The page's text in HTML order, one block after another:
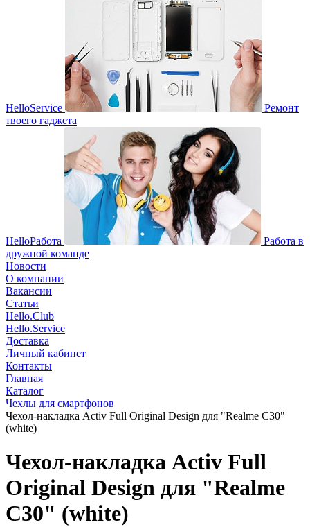
HelloService
Ремонт
твоего гаджета
HelloРабота
Работа в
дружной команде
Новости
О компании
Вакансии
Статьи
Hello.Club
Hello.Service
Доставка
Личный кабинет
Контакты
Главная
Каталог
Чехлы для смартфонов
Чехол-накладка Activ Full Original Design для "Realme C30"
(white)
Чехол-накладка Activ Full
Original Design для "Realme
C30" (white)